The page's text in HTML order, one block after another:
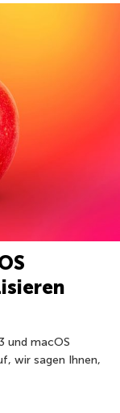
und macOS
wir sagen Ihnen,